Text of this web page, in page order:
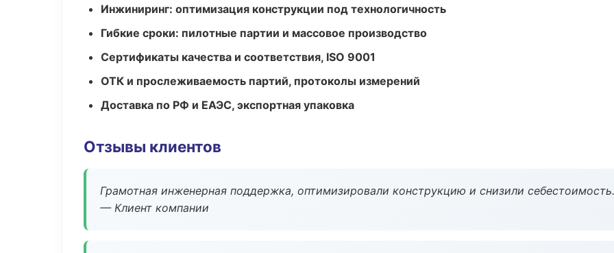
Инжиниринг: оптимизация конструкции под технологичность
Гибкие сроки: пилотные партии и массовое производство
Сертификаты качества и соответствия, ISO 9001
ОТК и прослеживаемость партий, протоколы измерений
Доставка по РФ и ЕАЭС, экспортная упаковка
Отзывы клиентов
Грамотная инженерная поддержка, оптимизировали конструкцию и снизили себестоимость.
— Клиент компании